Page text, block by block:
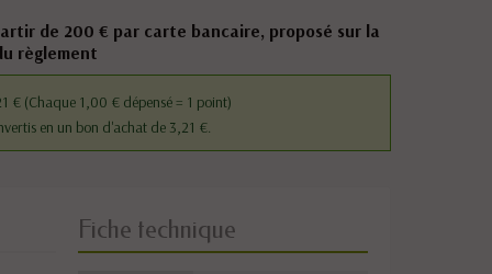
de 200 € par carte bancaire, proposé sur la
règlement
€ (Chaque 1,00 € dépensé = 1 point)
en un bon d'achat de 3,21 €.
Fiche technique